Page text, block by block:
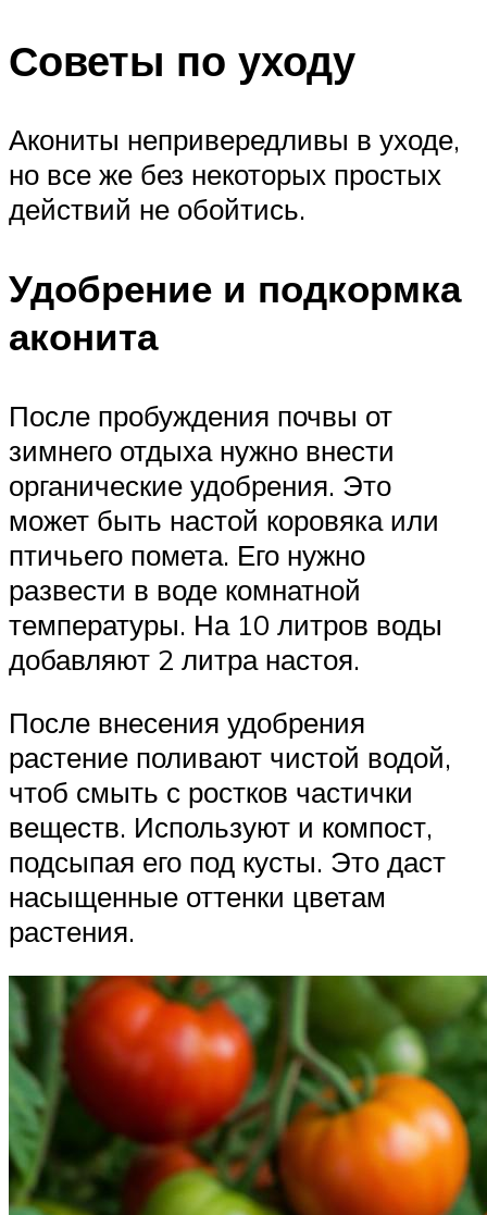
Советы по уходу
Акониты непривередливы в уходе,
но все же без некоторых простых
действий не обойтись.
Удобрение и подкормка
аконита
После пробуждения почвы от
зимнего отдыха нужно внести
органические удобрения. Это
может быть настой коровяка или
птичьего помета. Его нужно
развести в воде комнатной
температуры. На 10 литров воды
добавляют 2 литра настоя.
После внесения удобрения
растение поливают чистой водой,
чтоб смыть с ростков частички
веществ. Используют и компост,
подсыпая его под кусты. Это даст
насыщенные оттенки цветам
растения.